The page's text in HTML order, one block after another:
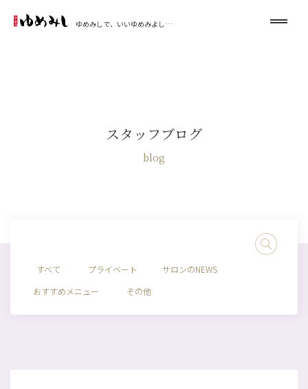
ゆめみしで、いいゆめみよし…
スタッフブログ
blog
すべて プライベート
サロンのNEWS
おすすめメニュー
その他